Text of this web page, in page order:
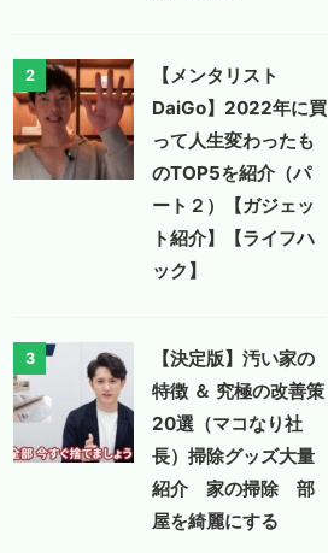
2
【メンタリスト
DaiGo】2022年に買
って人生変わったも
のTOP5を紹介（パ
ート２）【ガジェッ
ト紹介】【ライフハ
ック】
3
【決定版】汚い家の
特徴 ＆ 究極の改善策
20選（マコなり社
長）掃除グッズ大量
紹介 家の掃除 部
屋を綺麗にする